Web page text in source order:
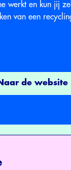
werkt en kun jij
van een
de website